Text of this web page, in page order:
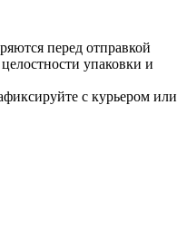
перед отправкой
упаковки и
с курьером или